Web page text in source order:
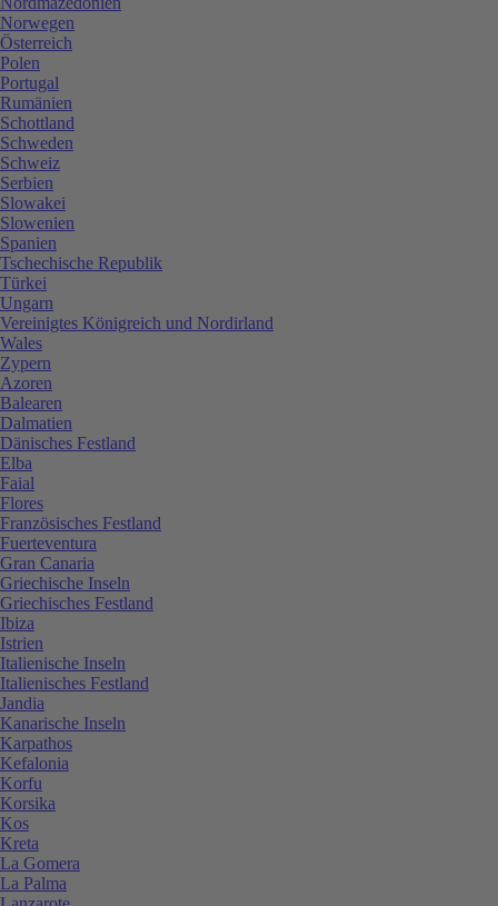
Norwegen
Österreich
Polen
Portugal
Rumänien
Schottland
Schweden
Schweiz
Serbien
Slowakei
Slowenien
Spanien
Tschechische Republik
Türkei
Ungarn
Vereinigtes Königreich und Nordirland
Wales
Zypern
Azoren
Balearen
Dalmatien
Dänisches Festland
Elba
Faial
Flores
Französisches Festland
Fuerteventura
Gran Canaria
Griechische Inseln
Griechisches Festland
Ibiza
Istrien
Italienische Inseln
Italienisches Festland
Jandia
Kanarische Inseln
Karpathos
Kefalonia
Korfu
Korsika
Kos
Kreta
La Gomera
La Palma